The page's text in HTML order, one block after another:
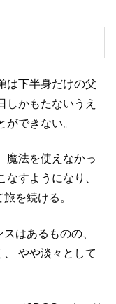
は下半身だけの父
しかもたないうえ
できない。
魔法を使えなかっ
なすようになり、
を続ける。
はあるものの、
やや淡々として